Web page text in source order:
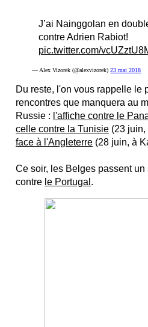
J’ai Nainggolan en
contre Adrien Rabiot!
pic.twitter.com/
— Alex Vizorek (@alexvizorek)23 mai 2018
Du reste, l'on vous rappelle le
rencontres que manquera au
Russie : l'affiche contre le
celle contre la Tunisie (23
face à l'Angleterre (28 juin, à
Ce soir, les Belges passent un
contre le Portugal .